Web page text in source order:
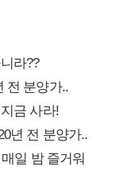
라??
전 분양가..
금 사라!
년 전 분양가..
일 밤 즐거워